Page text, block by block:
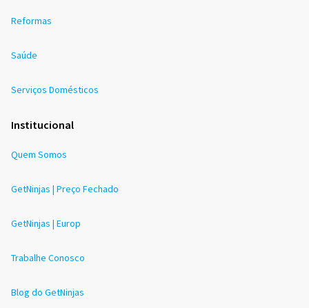
Reformas
Saúde
Serviços Domésticos
Institucional
Quem Somos
GetNinjas | Preço Fechado
GetNinjas | Europ
Trabalhe Conosco
Blog do GetNinjas